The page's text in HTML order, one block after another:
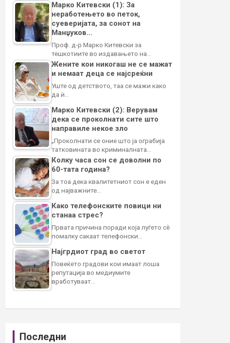
Марко Китевски (1): За
неработењето во петок,
суеверијата, за сонот на
Манџуков…
Проф. д-р Марко Китевски за
тешкотиите во издавањето на…
Жените кои никогаш не се мажат
и немаат деца се најсреќни
Уште од детството, таа се мажи како
да ѝ…
Марко Китевски (2): Верувам
дека се проколнати сите што
направиле некое зло
„Проколнати се оние што ја ограбија
татковината во криминалната…
Колку часа сон се доволни по
60-тата година?
За тоа дека квалитетниот сон е еден
од најважните…
Како телефонските повици ни
станаа стрес?
Првата причина поради која луѓето сè
помалку сакаат телефонски…
Најгрдиот град во светот
Повеќето градови кои имаат лоша
репутација во медиумите
вработуваат…
Последни